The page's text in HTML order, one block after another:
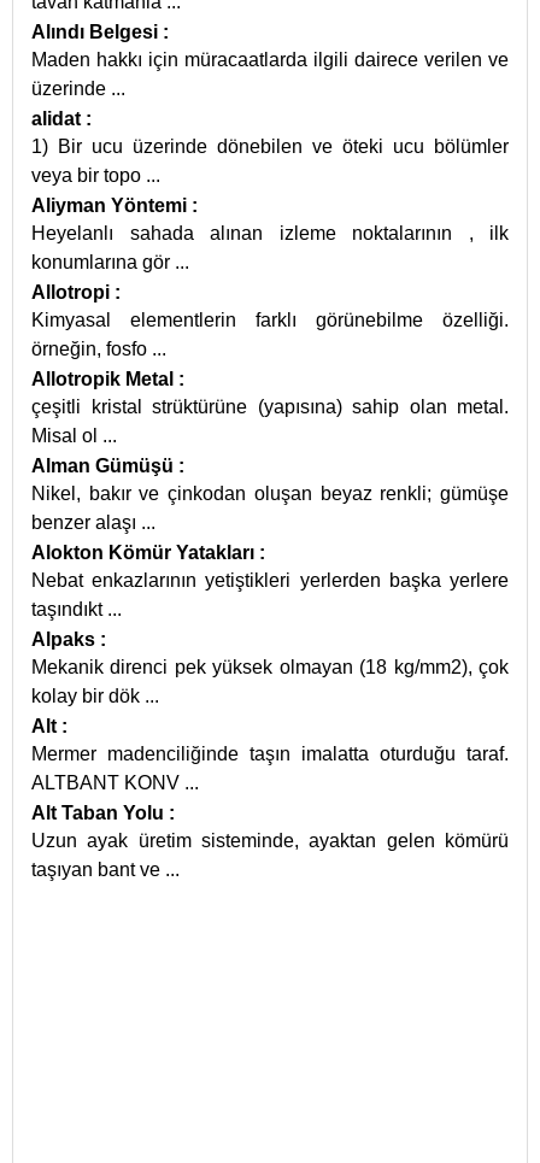
Alındı Belgesi :
Maden hakkı için müracaatlarda ilgili dairece verilen ve
üzerinde ...
alidat :
1) Bir ucu üzerinde dönebilen ve öteki ucu bölümler
veya bir topo ...
Aliyman Yöntemi :
Heyelanlı sahada alınan izleme noktalarının , ilk
konumlarına gör ...
Allotropi :
Kimyasal elementlerin farklı görünebilme özelliği.
örneğin, fosfo ...
Allotropik Metal :
çeşitli kristal strüktürüne (yapısına) sahip olan metal.
Misal ol ...
Alman Gümüşü :
Nikel, bakır ve çinkodan oluşan beyaz renkli; gümüşe
benzer alaşı ...
Alokton Kömür Yatakları :
Nebat enkazlarının yetiştikleri yerlerden başka yerlere
taşındıkt ...
Alpaks :
Mekanik direnci pek yüksek olmayan (18 kg/mm2), çok
kolay bir dök ...
Alt :
Mermer madenciliğinde taşın imalatta oturduğu taraf.
ALTBANT KONV ...
Alt Taban Yolu :
Uzun ayak üretim sisteminde, ayaktan gelen kömürü
taşıyan bant ve ...